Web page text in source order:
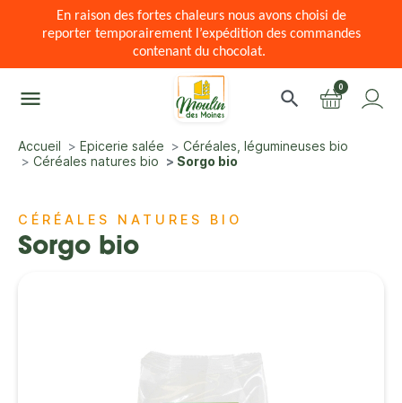
En raison des fortes chaleurs nous avons choisi de
reporter temporairement l’expédition des commandes
contenant du chocolat.
menu search 0
Accueil Epicerie salée
Céréales, légumineuses bio
Céréales natures bio
Sorgo bio
CÉRÉALES NATURES BIO
Sorgo bio